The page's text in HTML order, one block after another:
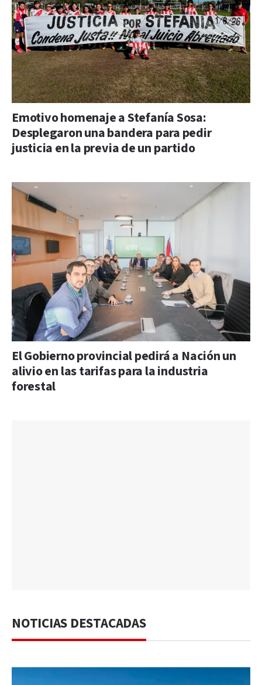
Emotivo homenaje a Stefanía Sosa:
Desplegaron una bandera para pedir
justicia en la previa de un partido
El Gobierno provincial pedirá a Nación un
alivio en las tarifas para la industria
forestal
NOTICIAS DESTACADAS